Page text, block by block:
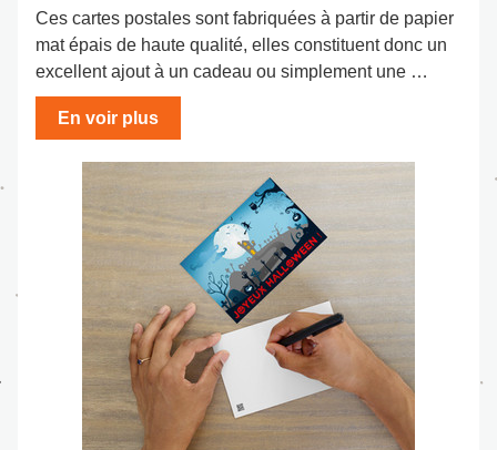
Ces cartes postales sont fabriquées à partir de papier
mat épais de haute qualité, elles constituent donc un
excellent ajout à un cadeau ou simplement une …
En voir plus